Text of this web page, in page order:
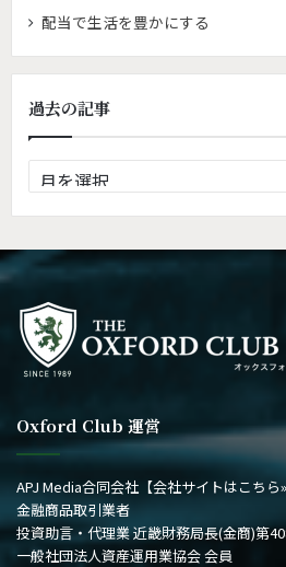
配当で生活を豊かにする
過去の記事
去
の
事
Oxford Club 運営
APJ Media合同会社 【会社サイトはこちら»
金融商品取引業者
投資助言・代理業 近畿財務局長(金商)第
一般社団法人資産運用業協会 会員